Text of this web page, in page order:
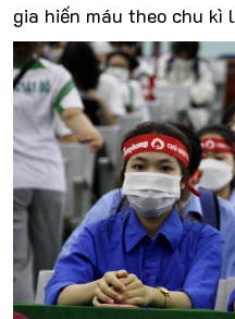
gia hiến máu theo chu kì